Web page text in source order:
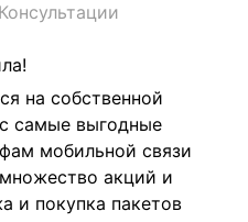
Консультации
на собственной
самые выгодные
мобильной связи
акций и
и покупка пакетов